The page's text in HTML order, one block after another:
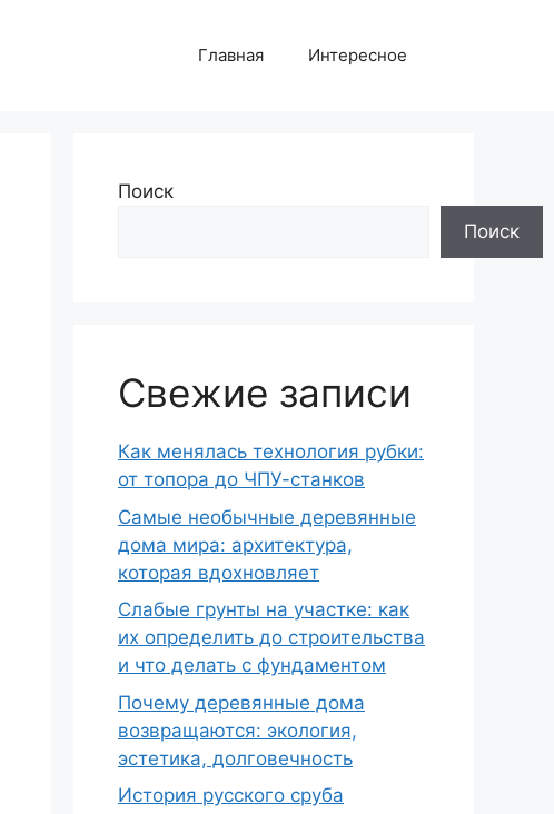
Главная Интересное
Поиск
Поиск
Свежие записи
Как менялась технология рубки:
от топора до ЧПУ-станков
Самые необычные деревянные
дома мира: архитектура,
которая вдохновляет
Слабые грунты на участке: как
их определить до строительства
и что делать с фундаментом
Почему деревянные дома
возвращаются: экология,
эстетика, долговечность
История русского сруба